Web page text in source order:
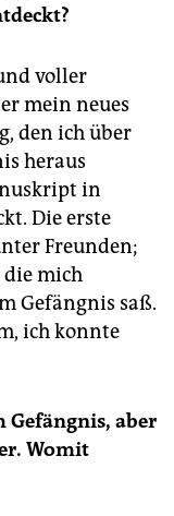
voller
mein neues
den ich über
heraus
in
Die erste
Freunden;
mich
Gefängnis saß.
ich konnte
aber
Womit